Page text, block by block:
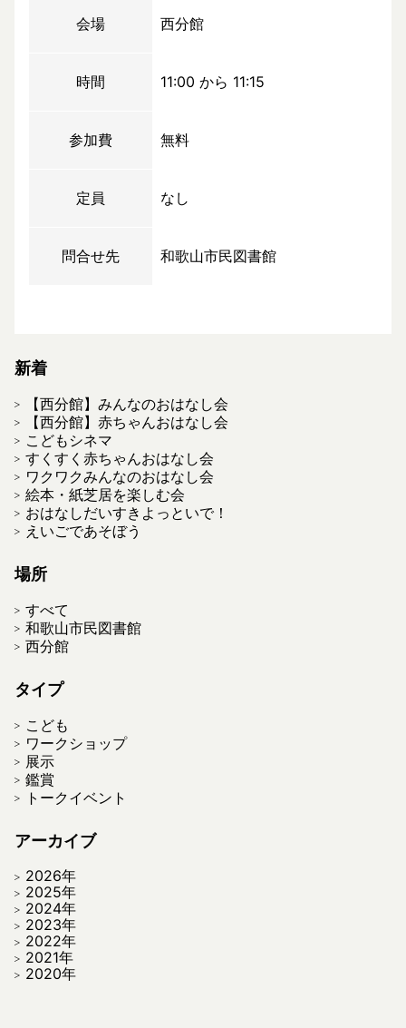
会場 西分館
時間 11:00 から 11:15
参加費 無料
定員 なし
問合せ先 和歌山市民図書館
新着
【西分館】みんなのおはなし会
【西分館】赤ちゃんおはなし会
こどもシネマ
すくすく赤ちゃんおはなし会
ワクワクみんなのおはなし会
絵本・紙芝居を楽しむ会
おはなしだいすきよっといで！
えいごであそぼう
場所
すべて
和歌山市民図書館
西分館
タイプ
こども
ワークショップ
展示
鑑賞
トークイベント
アーカイブ
2026年
2025年
2024年
2023年
2022年
2021年
2020年